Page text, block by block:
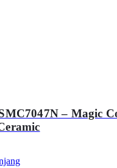
– Magic